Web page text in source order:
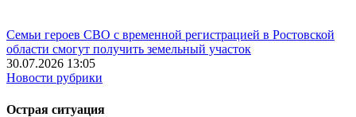
Семьи героев СВО с временной регистрацией в Ростовской
области смогут получить земельный участок
30.07.2026 13:05
Новости рубрики
Острая ситуация